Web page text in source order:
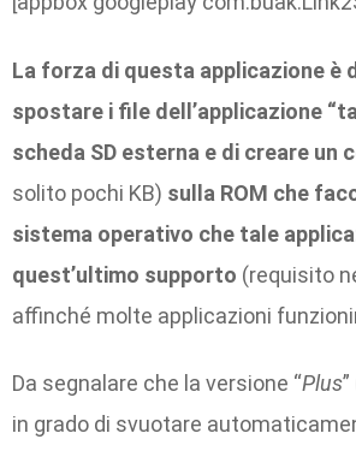
La forza di questa applicazione è
spostare i file dell’applicazione
scheda SD esterna e di creare un
solito pochi KB) sulla ROM che
sistema operativo che tale
quest’ultimo supporto (requisito
affinché molte applicazioni
Da segnalare che la versione “Plus
in grado di svuotare